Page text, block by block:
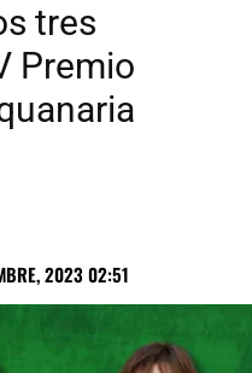
tres
Premio
2023 02:51